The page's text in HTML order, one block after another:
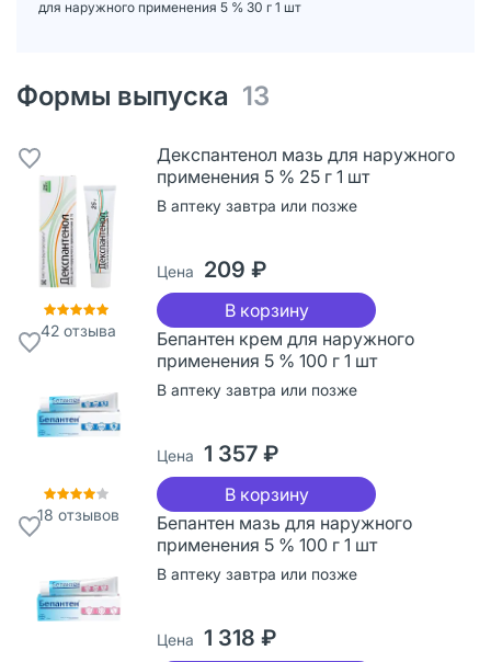
для наружного применения 5 % 30 г 1 шт
Формы выпуска 13
42отзыва
Декспантенол мазь для наружного
применения 5 % 25 г 1 шт
В аптеку завтра или позже
Цена 209 ₽
В корзину
18 отзывов
Бепантен крем для наружного
применения 5 % 100 г 1 шт
В аптеку завтра или позже
Цена 1 357 ₽
В корзину
Бепантен мазь для наружного
применения 5 % 100 г 1 шт
В аптеку завтра или позже
Цена 1 318 ₽